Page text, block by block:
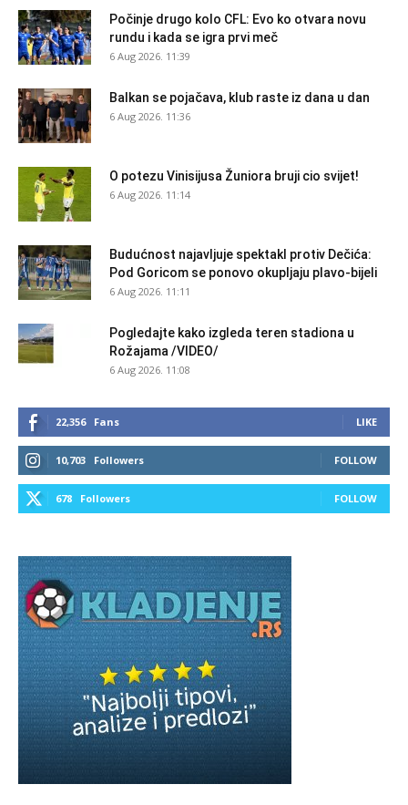
Počinje drugo kolo CFL: Evo ko otvara novu
rundu i kada se igra prvi meč
6 Aug 2026. 11:39
Balkan se pojačava, klub raste iz dana u dan
6 Aug 2026. 11:36
O potezu Vinisijusa Žuniora bruji cio svijet!
6 Aug 2026. 11:14
Budućnost najavljuje spektakl protiv Dečića:
Pod Goricom se ponovo okupljaju plavo-bijeli
6 Aug 2026. 11:11
Pogledajte kako izgleda teren stadiona u
Rožajama /VIDEO/
6 Aug 2026. 11:08
22,356 Fans LIKE
10,703 Followers FOLLOW
678 Followers FOLLOW